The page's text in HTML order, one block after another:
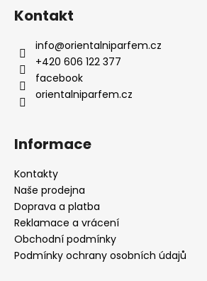
í
?
D
o
p
o
r
u
Kontakt
info@orientalniparfem.cz
+420 606 122 377
facebook
orientalniparfem.cz
Informace
Kontakty
Naše prodejna
Doprava a platba
Reklamace a vrácení
Obchodní podmínky
Podmínky ochrany osobních údajů